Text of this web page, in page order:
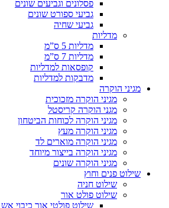
פסלונים וגביעים שונים
גביעי ספורט שונים
גביעי שחיה
מדליות
מדליות 5 ס”מ
מדליות 7 ס”מ
קופסאות למדליות
מדבקות למדליות
מגיני הוקרה
מגיני הוקרה מזכוכית
מגני הוקרה קריסטל
מגיני הוקרה לכוחות הביטחון
מגיני הוקרה מעץ
מגיני הוקרה מוארים לד
מגיני הוקרה בייצור מיוחד
מגיני הוקרה שונים
שילוט פנים וחוץ
שילוט חניה
שילוט פולט אור
שילוט פולטי אור כיבוי אש